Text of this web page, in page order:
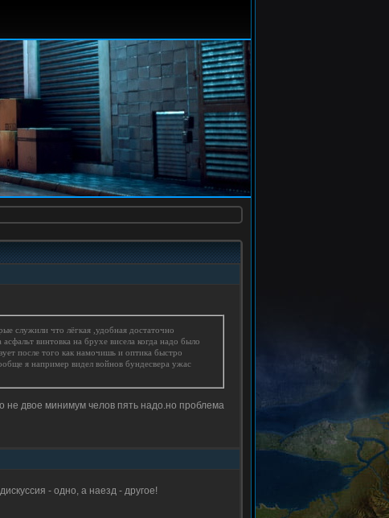
служили что лёгкая ,удобная достаточно
винтовка на брухе висела когда надо было
после того как намочишь и оптика быстро
я например видел войнов бундесвера ужас
не двое минимум челов пять надо.но проблема
дискуссия - одно, а наезд - другое!